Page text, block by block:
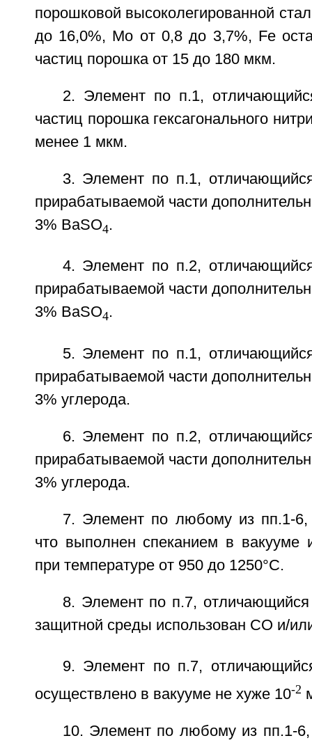
порошковой высоколегированной
до 16,0%, Мо от 0,8 до 3,7%, Fe
частиц порошка от 15 до 180 мкм.
2. Элемент по п.1,
частиц порошка гексагонального
менее 1 мкм.
3. Элемент по п.1,
прирабатываемой части
3% BaSO4.
4. Элемент по п.2,
прирабатываемой части
3% BaSO4.
5. Элемент по п.1,
прирабатываемой части
3% углерода.
6. Элемент по п.2,
прирабатываемой части
3% углерода.
7. Элемент по любому из пп.1-
что выполнен спеканием в вакууме
при температуре от 950 до 1250°С.
8. Элемент по п.7, отличающийся
защитной среды использован СО и/
9. Элемент по п.7,
осуществлено в вакууме не хуже 10-2
10. Элемент по любому из пп.1-